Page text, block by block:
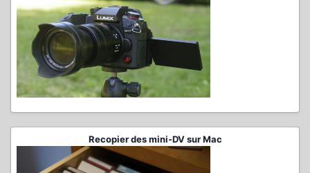
Recopier des mini-DV sur Mac